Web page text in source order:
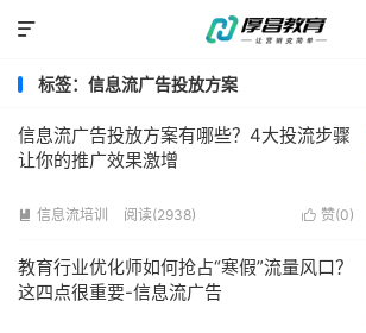

标签：信息流广告投放方案
信息流广告投放方案有哪些？4大投流步骤
让你的推广效果激增
 赞(0)
 信息流培训 阅读(2938)
教育行业优化师如何抢占“寒假”流量风口？
这四点很重要-信息流广告